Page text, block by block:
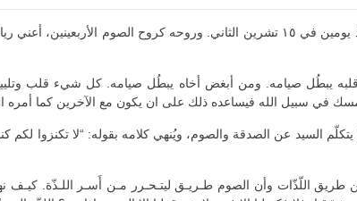
منذ ثمانية قرون تبنّى الكرسي الأنطاكي صوم الميلاد الذي بدأناه منذ يومين في ١٥ تشرين
يبطُل صيامه. ومن أبغض أخاه يبطُل صيامه. كل شيء قلب
في سبيل الله فيساعده ذلك على ان يكون مع الآخرين كما أمره
عن الصدقة والصوم، ويُنهي كلامه بقوله: “لا تكنزوا لكم
طريق اللّذّات وأن الصوم طـريـق ليتـحـرر مـن أَسـر اللـذّة.